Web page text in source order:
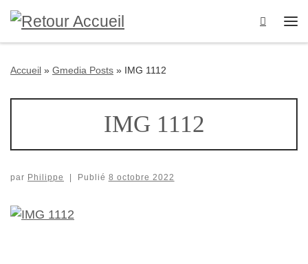
Passer au contenu
Search
Accueil » Gmedia Posts » IMG 1112
IMG 1112
par Philippe Publié 8 octobre 2022